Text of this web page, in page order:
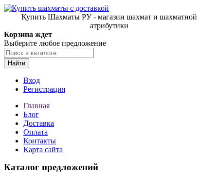
Купить Шахматы РУ - магазин шахмат и шахматной
атрибутики
Корзина ждет
Выберите любое предложение
Найти
Вход
Регистрация
Главная
Блог
Доставка
Оплата
Контакты
Карта сайта
Каталог предложений